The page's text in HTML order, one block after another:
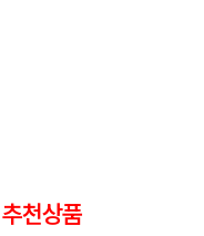
추천상품